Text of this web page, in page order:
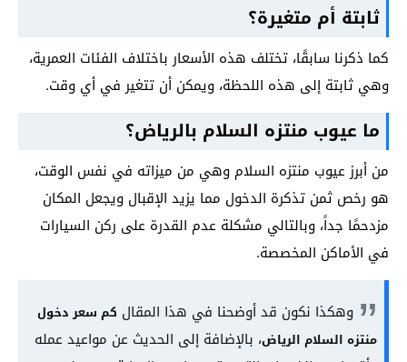
ثابتة أم متغيرة؟
كما ذكرنا سابقًا، تختلف هذه الأسعار باختلاف الفئات العمرية،
وهي ثابتة إلى هذه اللحظة، ويمكن أن تتغير في أي وقت.
ما عيوب منتزه السلام بالرياض؟
من أبرز عيوب منتزه السلام وهي من ميزاته في نفس الوقت،
هو رخص ثمن تذكرة الدخول مما يزيد الإقبال ويجعل المكان
مزدحمًا جداً، وبالتالي مشكلة عدم القدرة على ركن السيارات
في الأماكن المخصصة.
وهكذا نكون قد أوضحنا في هذا المقال كم سعر دخول
منتزه السلام الرياض، بالإضافة إلى الحديث عن مواعيد عمله